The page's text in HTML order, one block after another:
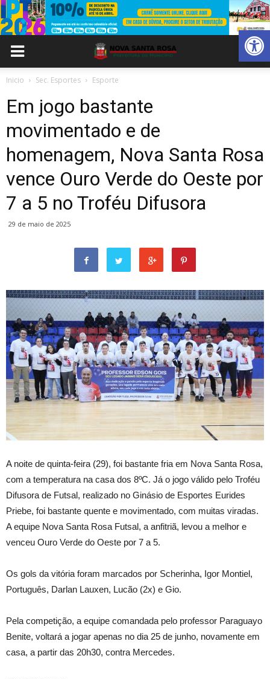
Abrir
Inicio Sec. Esportes Esporte
Em jogo bastante
movimentado e de
homenagem, Nova Santa Rosa
vence Ouro Verde do Oeste por
7 a 5 no Troféu Difusora
29 de maio de 2025
A noite de quinta-feira (29), foi bastante fria em Nova Santa Rosa,
com a temperatura na casa dos 8ºC. Já o jogo válido pelo Troféu
Difusora de Futsal, realizado no Ginásio de Esportes Eurides
Priebe, foi bastante quente e movimentado, com muitas viradas.
A equipe Nova Santa Rosa Futsal, a anfitriã, levou a melhor e
venceu Ouro Verde do Oeste por 7 a 5.
Os gols da vitória foram marcados por Scherinha, Igor Montiel,
Português, Darlan Lauxen, Lucão (2x) e Gio.
Pela competição, a equipe comandada pelo professor Paraguayo
Benite, voltará a jogar apenas no dia 25 de junho, novamente em
casa, a partir das 20h30, contra Mercedes.